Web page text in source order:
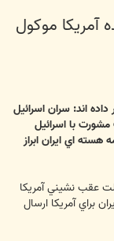
آمریکا موکول
اند: سران اسرائيل
با اسرائيل
اي ايران ابراز
عقب نشيني آمريكا
آمريكا ارسال